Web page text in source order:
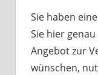
Hannover
Sie haben
Sie hier
Angebot zur
wünschen,